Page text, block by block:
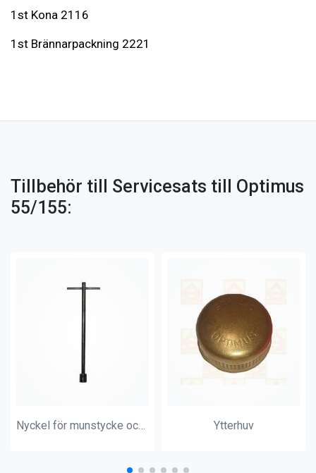
1st Kona 2116
1st Brännarpackning 2221
Tillbehör till Servicesats till Optimus
55/155:
Nyckel för munstycke och pumpventil lång Ytterhuv